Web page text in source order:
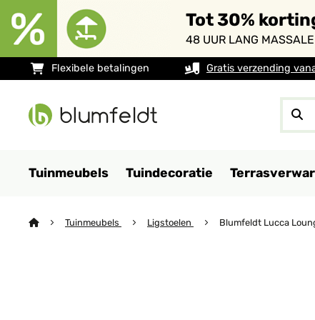
Tot 30%
48 UUR LANG MASSALE
Flexibele betalingen Gratis verzending
Tuinmeubels Tuindecoratie
Tuinmeubels Ligstoelen Blumfeldt Lucca